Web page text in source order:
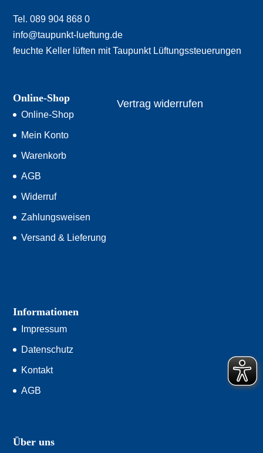
Tel. 089 904 868 0
info@taupunkt-lueftung.de
feuchte Keller lüften mit Taupunkt Lüftungssteuerungen
Online-Shop
Online-Shop
Mein Konto
Warenkorb
AGB
Widerruf
Zahlungsweisen
Versand & Lieferung
Vertrag widerrufen
Informationen
Impressum
Datenschutz
Kontakt
AGB
Über uns